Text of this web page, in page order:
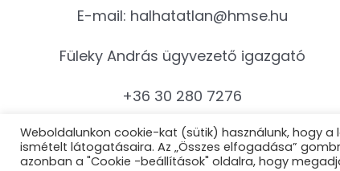
E-mail: halhatatlan@hmse.hu
Füleky András ügyvezető igazgató
+36 30 280 7276
fuleky.andras@hmse.hu
Weboldalunkon cookie-kat (sütik) használunk, hogy a
ismételt látogatásaira. Az „Összes elfogadása”
azonban a "Cookie -beállítások" oldalra, hogy